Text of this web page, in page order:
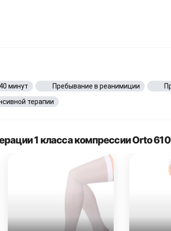
минут Пребывание в реанимиции
терапии
1 класса компрессии Orto